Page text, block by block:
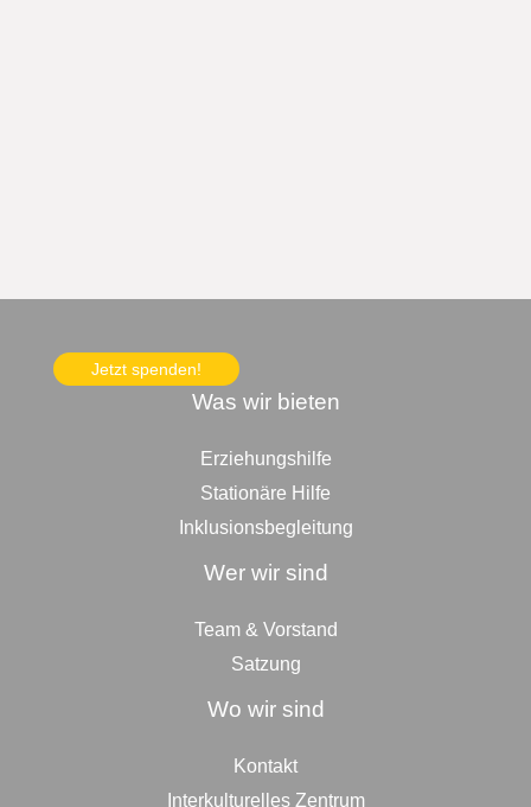
Jetzt spenden!
Was wir bieten
Erziehungshilfe
Stationäre Hilfe
Inklusionsbegleitung
Wer wir sind
Team & Vorstand
Satzung
Wo wir sind
Kontakt
Interkulturelles Zentrum